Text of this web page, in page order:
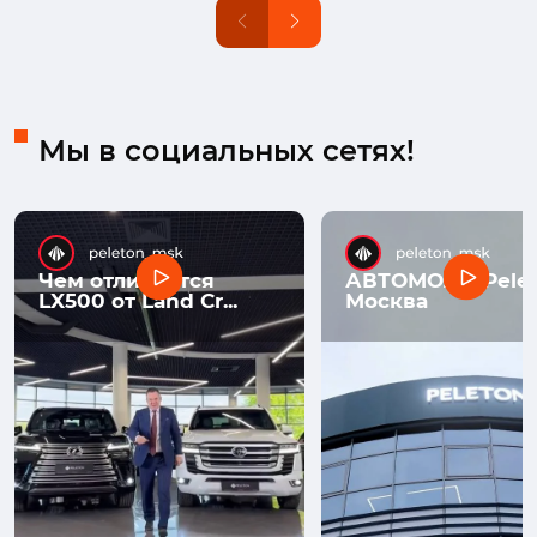
Мы в социальных сетях!
Чем отличается
LX500 от Land Cr...
АВТОМОЛЛ
Москва